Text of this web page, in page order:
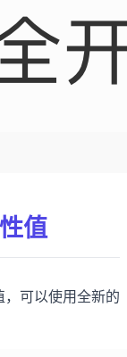
值
可以使用全新的